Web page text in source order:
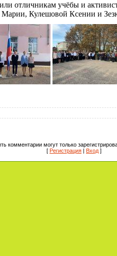
отличникам учёбы и
Кулешовой Ксении и
комментарии могут только
[ Регистрация | Вход ]